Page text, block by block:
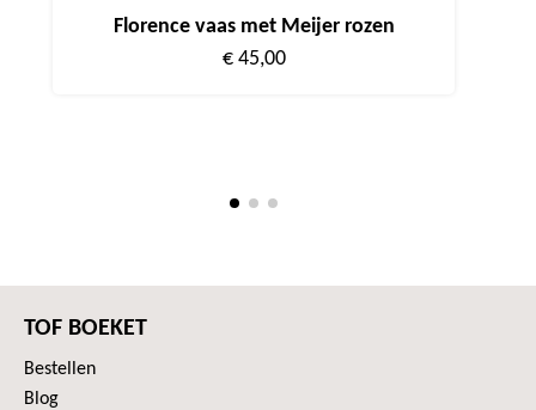
Florence vaas met Meijer rozen
€ 45,00
TOF BOEKET
Bestellen
Blog